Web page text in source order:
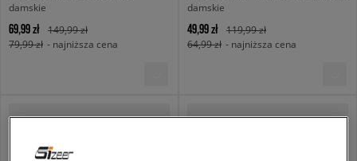
damskie
69,99 zł
149,99 zł
79,99 zł - najniższa cena
damskie
49,99 zł
119,99 zł
64,99 zł - najniższa cena